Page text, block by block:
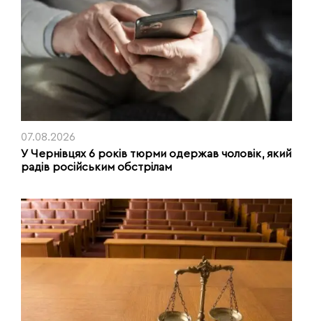
07.08.2026
У Чернівцях 6 років тюрми одержав чоловік, який
радів російським обстрілам